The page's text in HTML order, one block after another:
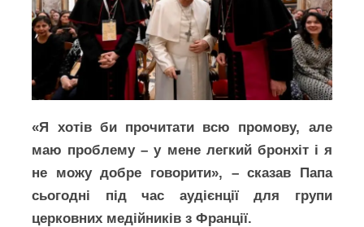
«Я хотів би прочитати всю промову, але
маю проблему – у мене легкий бронхіт і я
не можу добре говорити», – сказав Папа
сьогодні під час аудієнції для групи
церковних медійників з Франції.